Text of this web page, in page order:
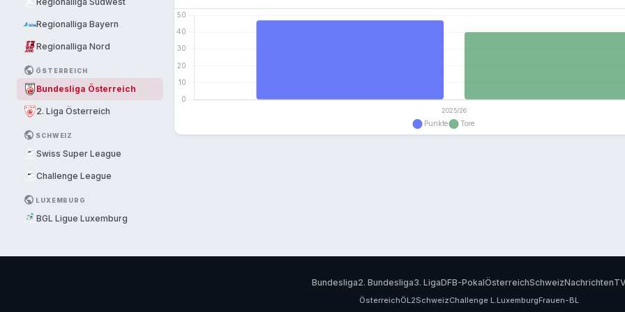
Regionalliga Bayern
Regionalliga Nord
PUBLIC ÖSTERREICH
Bundesliga Österreich
2. Liga Österreich
PUBLIC SCHWEIZ
Swiss Super League
Challenge League
PUBLIC LUXEMBURG
BGL Ligue Luxemburg
Bundesliga2. Bundesliga3. LigaDFB-PokalÖsterreichSchweizNachrichten
ÖsterreichÖL2SchweizChallenge L.LuxemburgFrauen-BL